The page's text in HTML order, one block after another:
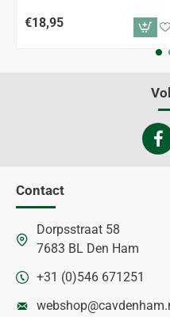
€18,95
Contact
Dorpsstraat 58
7683 BL Den Ham
+31 (0)546 671251